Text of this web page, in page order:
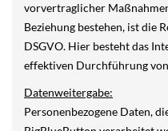
vorvertraglicher
Beziehung bestehen, ist die
DSGVO. Hier besteht das
effektiven Durchführung
Datenweitergabe:
Personenbezogene Daten,